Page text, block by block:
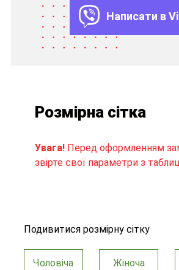
Написати в
Розмірна сітка
Увага! Перед оформленням
звірте свої параметри з
Подивитися розмірну сітку
Чоловіча Жіноча